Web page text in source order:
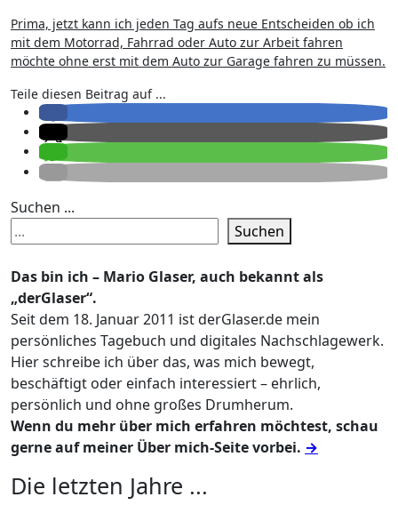
Prima, jetzt kann ich jeden Tag aufs neue Entscheiden ob ich
mit dem Motorrad, Fahrrad oder Auto zur Arbeit fahren
möchte ohne erst mit dem Auto zur Garage fahren zu müssen.
Teile diesen Beitrag auf ...
Suchen ...
Suchen
Das bin ich – Mario Glaser, auch bekannt als
„derGlaser“.
Seit dem 18. Januar 2011 ist derGlaser.de mein
persönliches Tagebuch und digitales Nachschlagewerk.
Hier schreibe ich über das, was mich bewegt,
beschäftigt oder einfach interessiert – ehrlich,
persönlich und ohne großes Drumherum.
Wenn du mehr über mich erfahren möchtest, schau
gerne auf meiner Über mich-Seite vorbei. →
Die letzten Jahre ...